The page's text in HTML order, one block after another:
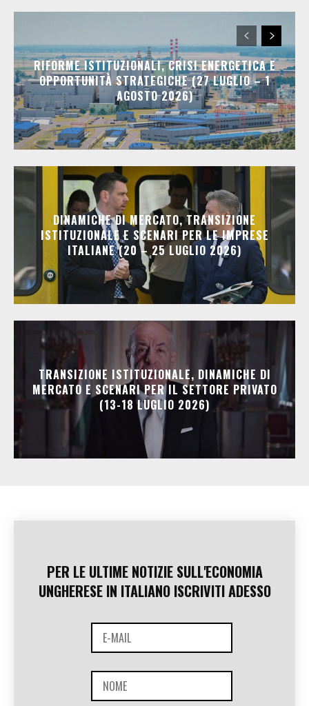
RIFORME ISTITUZIONALI, CRISI ENERGETICA E
OPPORTUNITÀ STRATEGICHE (27 LUGLIO – 1
AGOSTO 2026)
DINAMICHE DI MERCATO, TRANSIZIONE
ISTITUZIONALE E SCENARI PER LE IMPRESE
ITALIANE (20 – 25 LUGLIO 2026)
TRANSIZIONE ISTITUZIONALE, DINAMICHE DI
MERCATO E SCENARI PER IL SETTORE PRIVATO
(13-18 LUGLIO 2026)
PER LE ULTIME NOTIZIE SULL'ECONOMIA
UNGHERESE IN ITALIANO ISCRIVITI ADESSO